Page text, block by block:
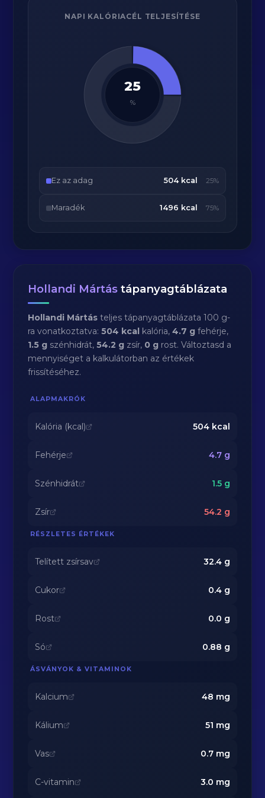
NAPI KALÓRIACÉL TELJESÍTÉSE
25
%
Ez az adag 504 kcal 25%
Maradék 1496 kcal 75%
Hollandi Mártás tápanyagtáblázata
Hollandi Mártás teljes tápanyagtáblázata 100 g-
ra vonatkoztatva:504 kcal kalória,4.7 g fehérje,
1.5 g szénhidrát,54.2 g zsír, 0 g rost. Változtasd a
mennyiséget a kalkulátorban az értékek
frissítéséhez.
ALAPMAKRÓK
Kalória (kcal) 504kcal
Fehérje 4.7g
Szénhidrát 1.5g
Zsír 54.2 g
RÉSZLETES ÉRTÉKEK
Telített zsírsav 32.4g
Cukor 0.4g
Rost 0.0 g
Só 0.88 g
ÁSVÁNYOK & VITAMINOK
Kalcium 48 mg
Kálium 51 mg
Vas 0.7mg
C-vitamin 3.0 mg